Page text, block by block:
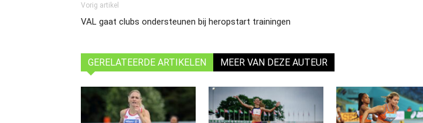
Vorig artikel
VAL gaat clubs ondersteunen bij heropstart trainingen
GERELATEERDE ARTIKELEN MEER VAN DEZE AUTEUR